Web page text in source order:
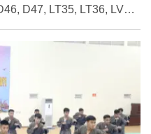
D47, LT35, LT36, LV35,
tá, PGS.TS Trần Hồng
dự và chỉ đạo Hội thi.